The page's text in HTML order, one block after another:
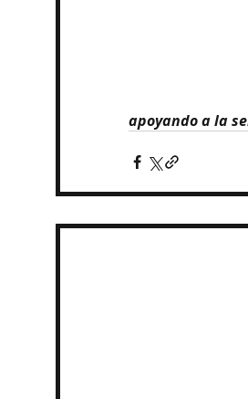
apoyando a la